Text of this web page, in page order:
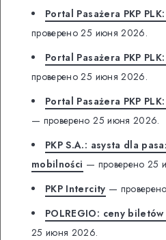
Portal Pasażera PKP
проверено 25 июня 2026.
Portal Pasażera PKP
проверено 25 июня 2026.
Portal Pasażera PKP
— проверено 25 июня 2026.
PKP S.A.: asysta dla
mobilności — проверено 25
PKP Intercity —
POLREGIO: ceny
25 июня 2026.